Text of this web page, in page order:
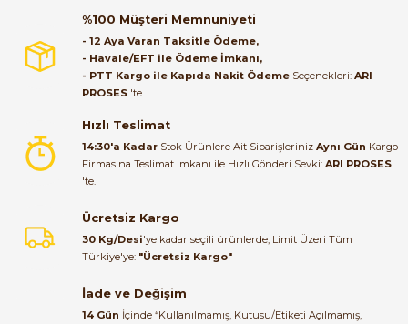
ulaştı. Paketleme özenliydi,
alışveriş sürecinden memnun
kaldım.
Kemal Toktaş | 20/06/2026
Alışveriş süreci de hızlı ve
problemsiz geçti.
Kemal Toktaş | 20/06/2026
Havale ile odeme yaptim ve
tedirgindim ama saticinin
sonrasindaki iletisim ve
memnun kaldim. Kesinlikle
tavsiye ederim.
%100 Müşteri Memnuniyeti
- 12 Aya Varan Taksitle Ödeme,
- Havale/EFT ile Ödeme İmkanı,
- PTT Kargo ile Kapıda Nakit Ödeme Seçenekleri: ARI
PROSES 'te.
Hızlı Teslimat
14:30'a Kadar Stok Ürünlere Ait Siparişleriniz Aynı Gün Kargo
Firmasına Teslimat imkanı ile Hızlı Gönderi Sevki: ARI PROSES
'te.
Ücretsiz Kargo
30 Kg/Desi'ye kadar seçili ürünlerde, Limit Üzeri Tüm
Türkiye'ye: "Ücretsiz Kargo"
İade ve Değişim
14 Gün İçinde “Kullanılmamış, Kutusu/Etiketi Açılmamış,